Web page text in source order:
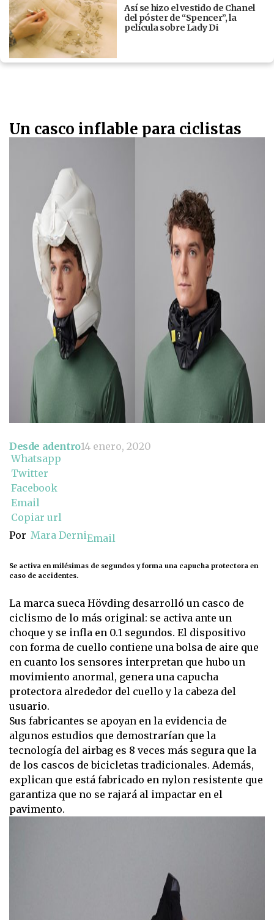
Así se hizo el vestido de Chanel
del póster de “Spencer”, la
película sobre Lady Di
Un casco inflable para ciclistas
Desde adentro14 enero, 2020
Whatsapp
Twitter
Facebook
Email
Copiar url
Por Mara DerniEmail
Se activa en milésimas de segundos y forma una capucha protectora en
caso de accidentes.
La marca sueca Hövding desarrolló un casco de
ciclismo de lo más original: se activa ante un
choque y se infla en 0.1 segundos. El dispositivo
con forma de cuello contiene una bolsa de aire que
en cuanto los sensores interpretan que hubo un
movimiento anormal, genera una capucha
protectora alrededor del cuello y la cabeza del
usuario.
Sus fabricantes se apoyan en la evidencia de
algunos estudios que demostrarían que la
tecnología del airbag es 8 veces más segura que la
de los cascos de bicicletas tradicionales. Además,
explican que está fabricado en nylon resistente que
garantiza que no se rajará al impactar en el
pavimento.